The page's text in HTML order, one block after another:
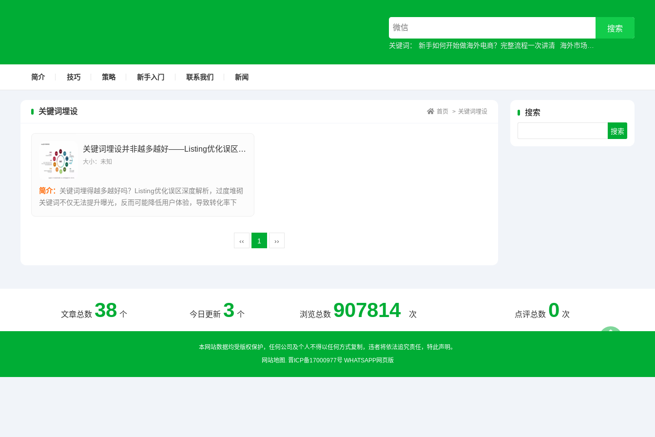
关键词： 新手如何开始做海外电商？完整流程一次讲清 海外市场
简介 技巧 策略 新手入门 联系我们 新闻
搜索
关键词埋设 首页 > 关键词埋设
关键词埋设并非越多越好——Listing优化误区深度解析
大小：未知
简介： 关键词埋得越多越好吗？Listing优化误区深度解析，过度堆砌
关键词不仅无法提升曝光，反而可能降低用户体验，导致转化率下
‹‹ 1 ››
文章总数 38 个 今日更新 3 个 浏览总数 907814 次 点评总数 0 次
本网站数据均受版权保护，任何公司及个人不得以任何方式复制，违者将依法追究责任，特此声明。
网站地图 晋ICP备17000977号 WHATSAPP网页版